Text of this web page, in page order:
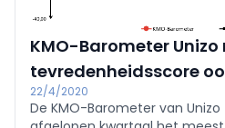
KMO-Barometer
tevredenheidsscore
22/4/2020
De KMO-Barometer van